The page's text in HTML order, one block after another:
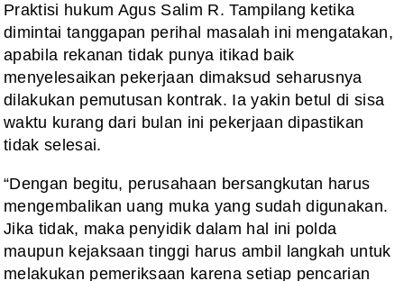
Praktisi hukum Agus Salim R. Tampilang ketika
dimintai tanggapan perihal masalah ini mengatakan,
apabila rekanan tidak punya itikad baik
menyelesaikan pekerjaan dimaksud seharusnya
dilakukan pemutusan kontrak. Ia yakin betul di sisa
waktu kurang dari bulan ini pekerjaan dipastikan
tidak selesai.
“Dengan begitu, perusahaan bersangkutan harus
mengembalikan uang muka yang sudah digunakan.
Jika tidak, maka penyidik dalam hal ini polda
maupun kejaksaan tinggi harus ambil langkah untuk
melakukan pemeriksaan karena setiap pencarian